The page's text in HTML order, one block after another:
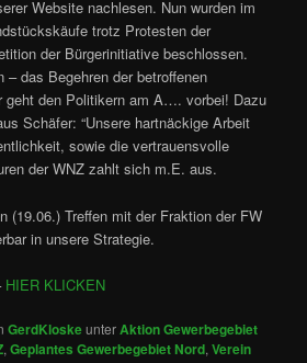
Website nachlesen. Nun wurden im
trotz Protesten der
der Bürgerinitiative beschlossen.
– das Begehren der betroffenen
geht den Politikern am A…. vorbei! Dazu
Schäfer: “Unsere hartnäckige Arbeit
sowie die vertrauensvolle
der WNZ zahlt sich m.E. aus.
(19.06.) Treffen mit der Fraktion der FW
in unsere Strategie.
HIER KLICKEN
GerdKloskeunterAktion Gewerbegebiet
,Geplantes Gewerbegebiet Nord,Verein